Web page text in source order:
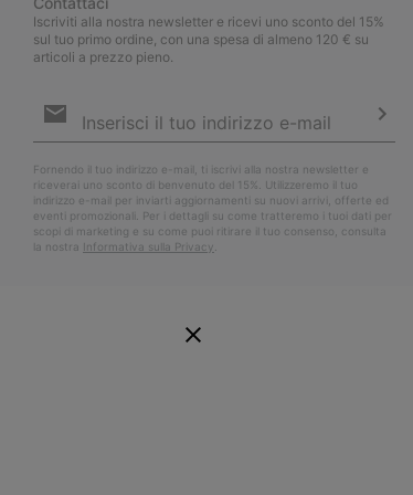
Iscriviti alla nostra newsletter e ricevi uno sconto del 15%
sul tuo primo ordine, con una spesa di almeno 120 € su
articoli a prezzo pieno.
e-
Fornendo il tuo indirizzo e-mail, ti iscrivi alla nostra newsletter e
riceverai uno sconto di benvenuto del 15%. Utilizzeremo il tuo
indirizzo e-mail per inviarti aggiornamenti su nuovi arrivi, offerte ed
eventi promozionali. Per i dettagli su come tratteremo i tuoi dati per
scopi di marketing e su come puoi ritirare il tuo consenso, consulta
la nostra Informativa sulla Privacy